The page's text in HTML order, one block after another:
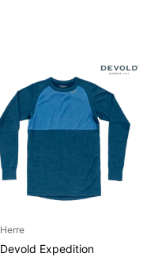
Herre
Devold Expedition